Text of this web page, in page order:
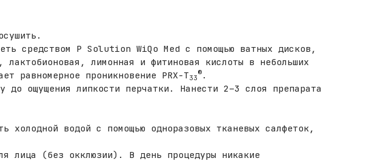
средством P Solution WiQo Med с помощью ватных дисков,
лимонная и фитиновая кислоты в небольших
равномерное проникновение PRX-T33
®.
ощущения липкости перчатки. Нанести 2–3 слоя препарата
холодной водой с помощью одноразовых тканевых салфеток,
лица (без окклюзии). В день процедуры никакие